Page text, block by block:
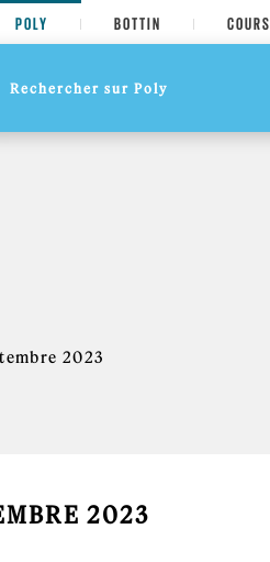
POLY BOTTIN COURS
2023
2023